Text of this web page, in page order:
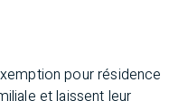
pour résidence
et laissent leur